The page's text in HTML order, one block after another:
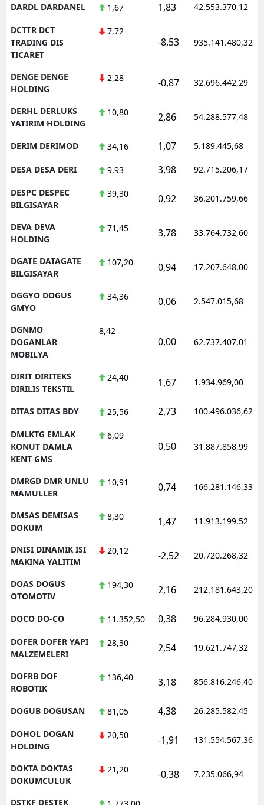
DARDL DARDANEL 1,67 1,83 42.553.370,12
DCTTR DCT
TRADING DIS
TICARET
7,72
-8,53 935.141.480,32
DENGE DENGE
HOLDING
2,28 -0,87 32.696.442,29
DERHL DERLUKS
YATIRIM HOLDING
10,80 2,86 54.288.577,48
DERIM DERIMOD 34,16 1,07 5.189.445,68
DESA DESA DERI 9,93 3,98 92.715.206,17
DESPC DESPEC
BILGISAYAR
39,30 0,92 36.201.759,66
DEVA DEVA
HOLDING
71,45 3,78 33.764.732,60
DGATE DATAGATE
BILGISAYAR
107,20 0,94 17.207.648,00
DGGYO DOGUS
GMYO
34,36 0,06 2.547.015,68
DGNMO
DOGANLAR
MOBILYA
8,42
0,00 62.737.407,01
DIRIT DIRITEKS
DIRILIS TEKSTIL
24,40 1,67 1.934.969,00
DITAS DITAS BDY 25,56 2,73 100.496.036,62
DMLKTG EMLAK
KONUT DAMLA
KENT GMS
6,09
0,50 31.887.858,99
DMRGD DMR UNLU
MAMULLER
10,91 0,74 166.281.146,33
DMSAS DEMISAS
DOKUM
8,30 1,47 11.913.199,52
DNISI DINAMIK ISI
MAKINA YALITIM
20,12 -2,52 20.720.268,32
DOAS DOGUS
OTOMOTIV
194,30 2,16 212.181.643,20
DOCO DO-CO 11.352,50 0,38 96.284.930,00
DOFER DOFER YAPI
MALZEMELERI
28,30 2,54 19.621.747,32
DOFRB DOF
ROBOTIK
136,40 3,18 856.816.246,40
DOGUB DOGUSAN 81,05 4,38 26.285.582,45
DOHOL DOGAN
HOLDING
20,50 -1,91 131.554.567,36
DOKTA DOKTAS
DOKUMCULUK
21,20 -0,38 7.235.066,94
DSTKF DESTEK